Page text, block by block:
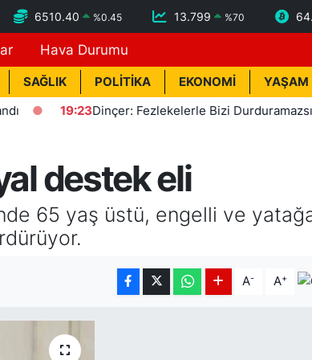
6510.40 %0.45 13.799 %70
Hava Durumu
SAĞLIK POLİTİKA EKONOMİ YAŞAM
19:23 Dinçer: Fezlekelerle Bizi Durduramazsınız
destek eli
65 yaş üstü, engelli ve yatağa
A- A+